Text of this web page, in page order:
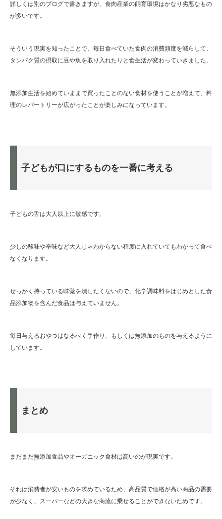
詳しくは別のブログで書きますが、食肉産業の飼育環境はかなり劣悪なもの
が多いです。
そういう現実を知ったことで、毎日食べていた食肉の消費頻度を減らして、
タンパク質の摂取に豆や魚を取り入れたりと食生活が変わっていきました。
無添加生活を始めていままで買ったことのない食材を使うことが増えて、料
理のレパートリーが広がったことが楽しみになっています。
子どもが口にするものを一番に考える
子どもの舌は大人以上に敏感です。
少しの酸味や辛味など大人じゃわからない程度に入れていてもわかって食べ
なくなります。
せっかく持っている味覚を潰したくないので、化学調味料をはじめとした食
品添加物を含んだ食品は与えていません。
毎日与えるおやつはなるべく手作り、もしくは無添加のものを与えるように
しています。
まとめ
まだまだ無添加食品やオーガニック食材は高いのが現実です。
それは消費者が安いものを求めているため、高品質で価格が高い商品の需要
が少なく、スーパーなどの大きな商流に乗せることができないためです。